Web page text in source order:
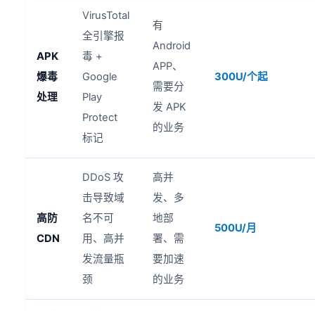
APK
爆毒
处理
VirusTotal
全引擎报
毒 +
Google
Play
Protect
标记
有
Android
APP、
需要分
发 APK
的业务
300U/个起
高防
CDN
DDoS 攻
击导致域
名不可
用、高并
发流量瓶
颈
高并
发、多
地部
署、需
要加速
的业务
500U/月